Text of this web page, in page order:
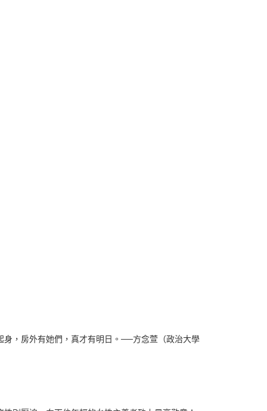
，房外有她們，真才有明日。──方念萱（政治大學